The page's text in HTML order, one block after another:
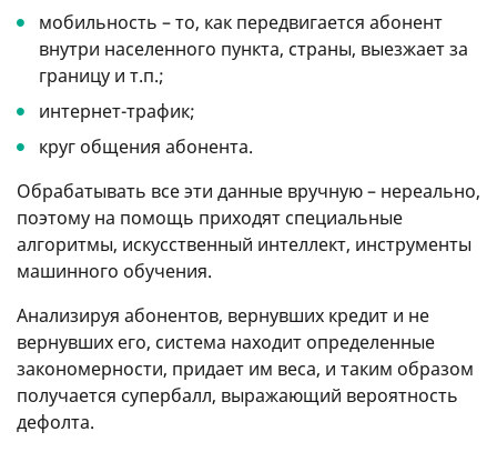
мобильность – то, как передвигается абонент
внутри населенного пункта, страны, выезжает за
границу и т.п.;
интернет-трафик;
круг общения абонента.
Обрабатывать все эти данные вручную – нереально,
поэтому на помощь приходят специальные
алгоритмы, искусственный интеллект, инструменты
машинного обучения.
Анализируя абонентов, вернувших кредит и не
вернувших его, система находит определенные
закономерности, придает им веса, и таким образом
получается супербалл, выражающий вероятность
дефолта.